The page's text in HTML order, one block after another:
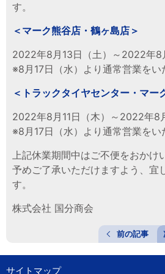
す。
＜マーク熊谷店・鶴ヶ島店＞
2022年8月13日（土）～2022年8
※8月17日（水）より通常営業をい
＜トラックタイヤセンター・マー
2022年8月11日（木）～2022年8
※8月17日（水）より通常営業をい
上記休業期間中はご不便をおかけ
予めご了承いただけますよう、宜
す。
株式会社 国分商会
前の記事
サイトマップ